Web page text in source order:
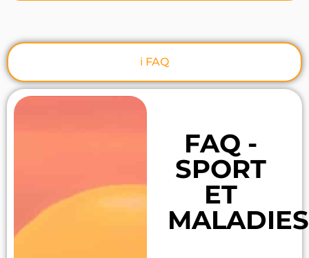
ℹ️ FAQ
FAQ -
SPORT
ET
MALADIES